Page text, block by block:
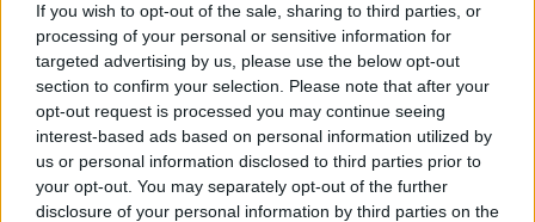
If you wish to opt-out of the sale, sharing to third parties, or
processing of your personal or sensitive information for
targeted advertising by us, please use the below opt-out
section to confirm your selection. Please note that after your
opt-out request is processed you may continue seeing
interest-based ads based on personal information utilized by
us or personal information disclosed to third parties prior to
your opt-out. You may separately opt-out of the further
disclosure of your personal information by third parties on the